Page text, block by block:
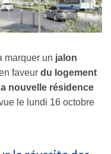
marquer un jalon
faveur du logement
nouvelle résidence
le lundi 16 octobre